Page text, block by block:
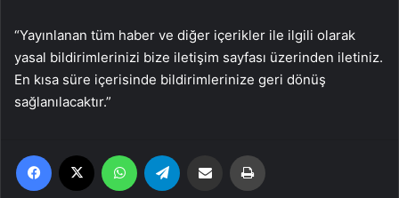
“Yayınlanan tüm haber ve diğer içerikler ile ilgili olarak
yasal bildirimlerinizi bize iletişim sayfası üzerinden iletiniz.
En kısa süre içerisinde bildirimlerinize geri dönüş
sağlanılacaktır.”
Facebook WhatsApp Email'den paylaş